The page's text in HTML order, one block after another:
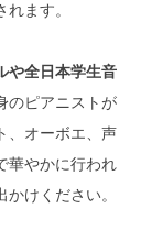
ます。
や全日本学生音
のピアニストが
、オーボエ、声
華やかに行われ
けください。